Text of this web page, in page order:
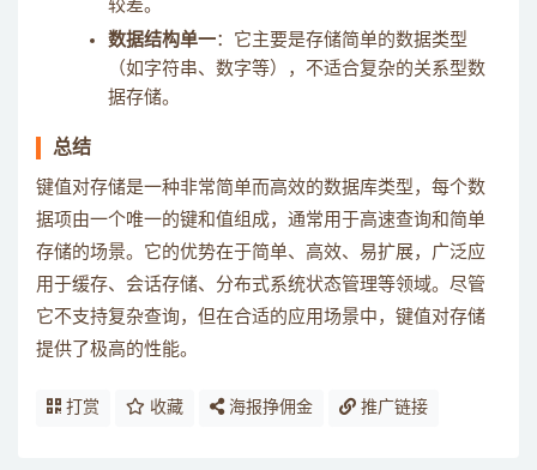
较差。
数据结构单一：它主要是存储简单的数据类型
（如字符串、数字等），不适合复杂的关系型数
据存储。
总结
键值对存储是一种非常简单而高效的数据库类型，每个数
据项由一个唯一的键和值组成，通常用于高速查询和简单
存储的场景。它的优势在于简单、高效、易扩展，广泛应
用于缓存、会话存储、分布式系统状态管理等领域。尽管
它不支持复杂查询，但在合适的应用场景中，键值对存储
提供了极高的性能。
打赏 收藏 海报挣佣金 推广链接